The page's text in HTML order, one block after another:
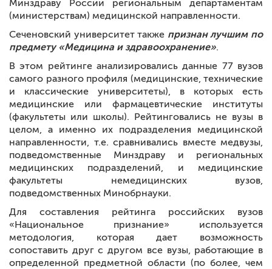
Минздраву России региональным департаментам
(министерствам) медицинской направленности.
Сеченовский университет также признан лучшим по
предмету «Медицина и здравоохранение».
В этом рейтинге анализировались данные 77 вузов
самого разного профиля (медицинские, технические
и классические университеты), в которых есть
медицинские или фармацевтические институты
(факультеты или школы). Рейтинговались не вузы в
целом, а именно их подразделения медицинской
направленности, т.е. сравнивались вместе медвузы,
подведомственные Минздраву и региональных
медицинских подразделений, и медицинские
факультеты немедицинских вузов,
подведомственных Минобрнауки.
Для составления рейтинга российских вузов
«Национальное признание» используется
методология, которая дает возможность
сопоставить друг с другом все вузы, работающие в
определенной предметной области (по более, чем